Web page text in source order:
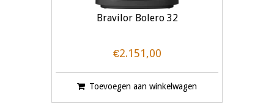
Bravilor Bolero 32
€2.151,00
Toevoegen aan winkelwagen